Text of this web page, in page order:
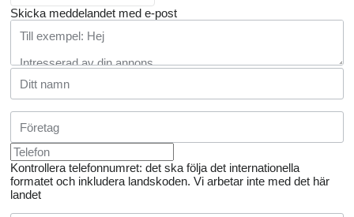
Skicka meddelandet med e-post
Kontrollera telefonnumret: det ska följa det internationella
formatet och inkludera landskoden. Vi arbetar inte med det här
landet